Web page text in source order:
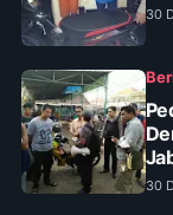
30
30